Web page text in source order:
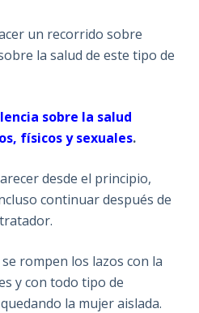
un recorrido sobre
la salud de este tipo de
sobre la salud
físicos y sexuales.
desde el principio,
continuar después de
rompen los lazos con la
y con todo tipo de
la mujer aislada.